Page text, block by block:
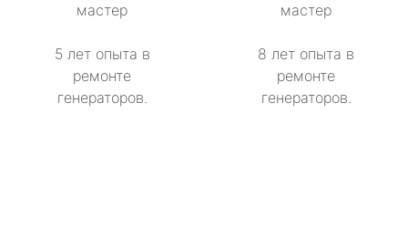
мастер
5 лет опыта в
ремонте
генераторов.
мастер
8 лет опыта в
ремонте
генераторов.